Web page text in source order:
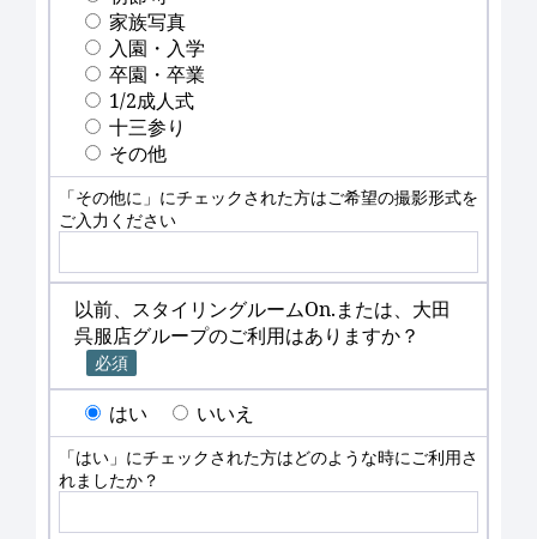
家族写真
入園・入学
卒園・卒業
1/2成人式
十三参り
その他
「その他に」にチェックされた方はご希望の撮影形式を
ご入力ください
以前、スタイリングルームOn.または、大田
呉服店グループのご利用はありますか？
必須
はい いいえ
「はい」にチェックされた方はどのような時にご利用さ
れましたか？